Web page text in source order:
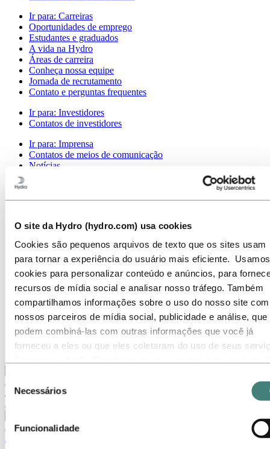
O site da Hydro (hydro.com) usa cookies
Cookies são pequenos arquivos de texto que os sites usam
para tornar a experiência do usuário mais eficiente. Usamos
cookies para personalizar conteúdo e anúncios, para
recursos de mídia social e analisar nosso tráfego. Também
compartilhamos informações sobre o uso do nosso site com
nossos parceiros de mídia social, publicidade e análise, que
podem combiná-las com outras informações que você já
forneceu a eles ou que eles coletaram do uso de seus
os cookies selecionados. Selecione o botão ‘Permitir todos’
configurações do seu navegador. Mas, lembre-se que ao
Seleção
de
consentimento
Necessários
Funcionalidade
Ir para: Carreiras
Oportunidades de emprego
Estudantes e graduados
A vida na Hydro
Áreas de carreira
Conheça nossa equipe
Jornada de recrutamento
Contato e perguntas frequentes
Ir para: Investidores
Contatos de investidores
Ir para: Imprensa
Contatos de meios de comunicação
Notícias
Galeria de mídia
Sobre a Hydro
Indústrias que fazem a diferença
Nosso propósito e valores
Nossa Estratégia
Localizações da Hydro no Brasil
Nossos negócios
Nossa história
Gerenciamento e Organização
Governança corporativa
Suprimentos
Patrocínios
Stories By Hydro
Imprensa